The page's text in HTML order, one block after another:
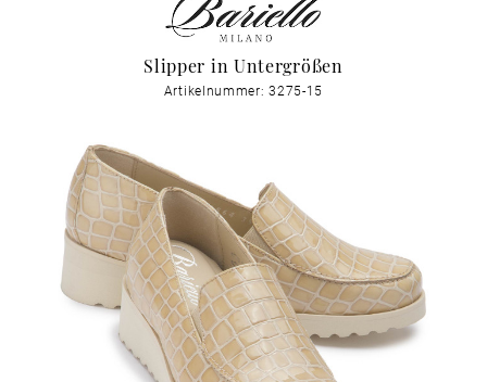
Slipper in Untergrößen
Artikelnummer: 3275-15